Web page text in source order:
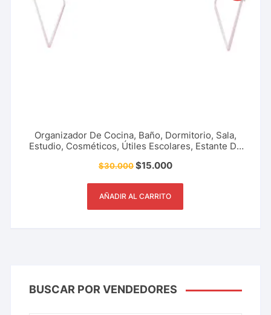
Organizador De Cocina, Baño, Dormitorio, Sala,
Estudio, Cosméticos, Útiles Escolares, Estante De
Más.
$30.000$15.000
AÑADIR AL CARRITO
BUSCAR POR VENDEDORES